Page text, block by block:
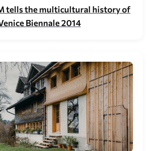
tells the multicultural history of
Biennale 2014